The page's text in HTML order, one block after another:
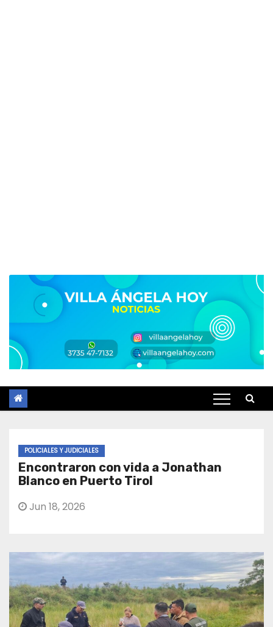
POLICIALES Y JUDICIALES
Encontraron con vida a Jonathan
Blanco en Puerto Tirol
Jun 18, 2026